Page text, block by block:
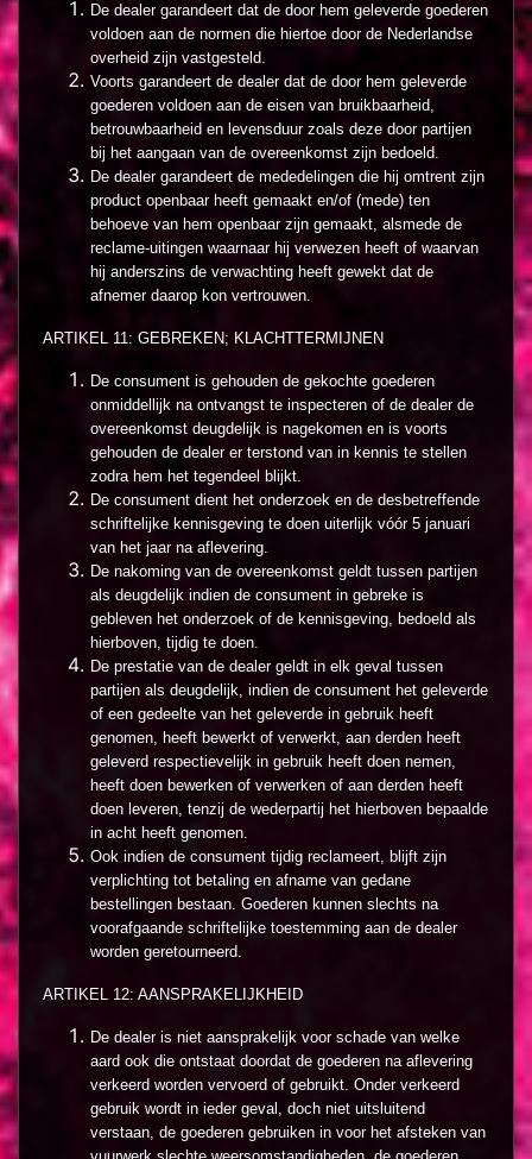
De dealer garandeert dat de door hem geleverde goederen
voldoen aan de normen die hiertoe door de Nederlandse
overheid zijn vastgesteld.
Voorts garandeert de dealer dat de door hem geleverde
goederen voldoen aan de eisen van bruikbaarheid,
betrouwbaarheid en levensduur zoals deze door partijen
bij het aangaan van de overeenkomst zijn bedoeld.
De dealer garandeert de mededelingen die hij omtrent zijn
product openbaar heeft gemaakt en/of (mede) ten
behoeve van hem openbaar zijn gemaakt, alsmede de
reclame-uitingen waarnaar hij verwezen heeft of waarvan
hij anderszins de verwachting heeft gewekt dat de
afnemer daarop kon vertrouwen.
ARTIKEL 11: GEBREKEN; KLACHTTERMIJNEN
De consument is gehouden de gekochte goederen
onmiddellijk na ontvangst te inspecteren of de dealer de
overeenkomst deugdelijk is nagekomen en is voorts
gehouden de dealer er terstond van in kennis te stellen
zodra hem het tegendeel blijkt.
De consument dient het onderzoek en de desbetreffende
schriftelijke kennisgeving te doen uiterlijk vóór 5 januari
van het jaar na aflevering.
De nakoming van de overeenkomst geldt tussen partijen
als deugdelijk indien de consument in gebreke is
gebleven het onderzoek of de kennisgeving, bedoeld als
hierboven, tijdig te doen.
De prestatie van de dealer geldt in elk geval tussen
partijen als deugdelijk, indien de consument het geleverde
of een gedeelte van het geleverde in gebruik heeft
genomen, heeft bewerkt of verwerkt, aan derden heeft
geleverd respectievelijk in gebruik heeft doen nemen,
heeft doen bewerken of verwerken of aan derden heeft
doen leveren, tenzij de wederpartij het hierboven bepaalde
in acht heeft genomen.
Ook indien de consument tijdig reclameert, blijft zijn
verplichting tot betaling en afname van gedane
bestellingen bestaan. Goederen kunnen slechts na
voorafgaande schriftelijke toestemming aan de dealer
worden geretourneerd.
ARTIKEL 12: AANSPRAKELIJKHEID
De dealer is niet aansprakelijk voor schade van welke
aard ook die ontstaat doordat de goederen na aflevering
verkeerd worden vervoerd of gebruikt. Onder verkeerd
gebruik wordt in ieder geval, doch niet uitsluitend
verstaan, de goederen gebruiken in voor het afsteken van